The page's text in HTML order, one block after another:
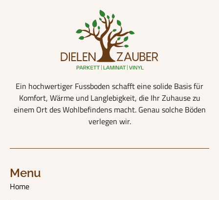
Ein hochwertiger Fussboden schafft eine solide Basis für
Komfort, Wärme und Langlebigkeit, die Ihr Zuhause zu
einem Ort des Wohlbefindens macht. Genau solche Böden
verlegen wir.
Menu
Home